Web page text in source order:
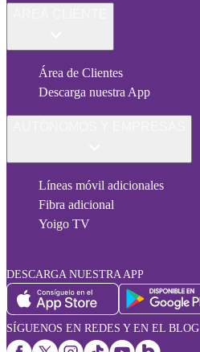
Área de Clientes
Descarga nuestra App
Líneas móvil adicionales
Fibra adicional
Yoigo TV
DESCARGA NUESTRA APP
SÍGUENOS EN REDES Y EN EL BLOG